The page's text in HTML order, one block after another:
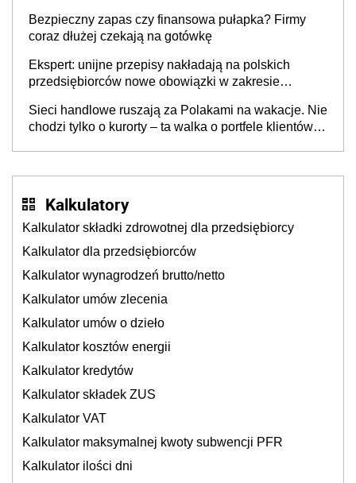
Bezpieczny zapas czy finansowa pułapka? Firmy
coraz dłużej czekają na gotówkę
Ekspert: unijne przepisy nakładają na polskich
przedsiębiorców nowe obowiązki w zakresie
Sieci handlowe ruszają za Polakami na wakacje. Nie
chodzi tylko o kurorty – ta walka o portfele klientów
Kalkulatory
Kalkulator składki zdrowotnej dla przedsiębiorcy
Kalkulator dla przedsiębiorców
Kalkulator wynagrodzeń brutto/netto
Kalkulator umów zlecenia
Kalkulator umów o dzieło
Kalkulator kosztów energii
Kalkulator kredytów
Kalkulator składek ZUS
Kalkulator VAT
Kalkulator maksymalnej kwoty subwencji PFR
Kalkulator ilości dni